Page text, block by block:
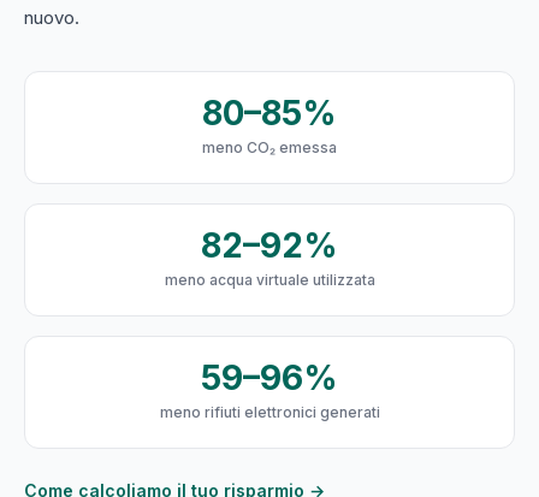
nuovo.
80–85%
meno CO₂ emessa
82–92%
meno acqua virtuale utilizzata
59–96%
meno rifiuti elettronici generati
Come calcoliamo il tuo risparmio →